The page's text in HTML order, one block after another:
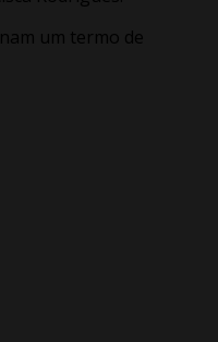
um termo de